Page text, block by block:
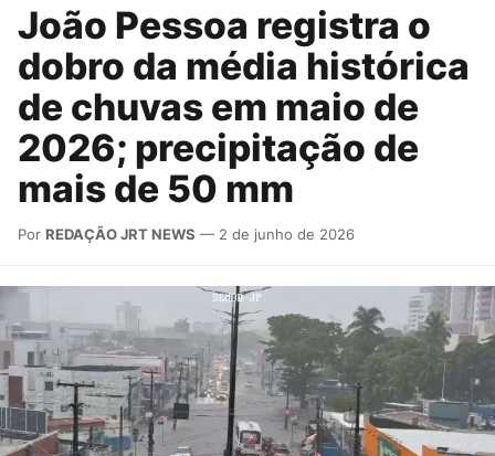
João Pessoa registra o
dobro da média histórica
de chuvas em maio de
2026; precipitação de
mais de 50 mm
Por REDAÇÃO JRT NEWS — 2 de junho de 2026